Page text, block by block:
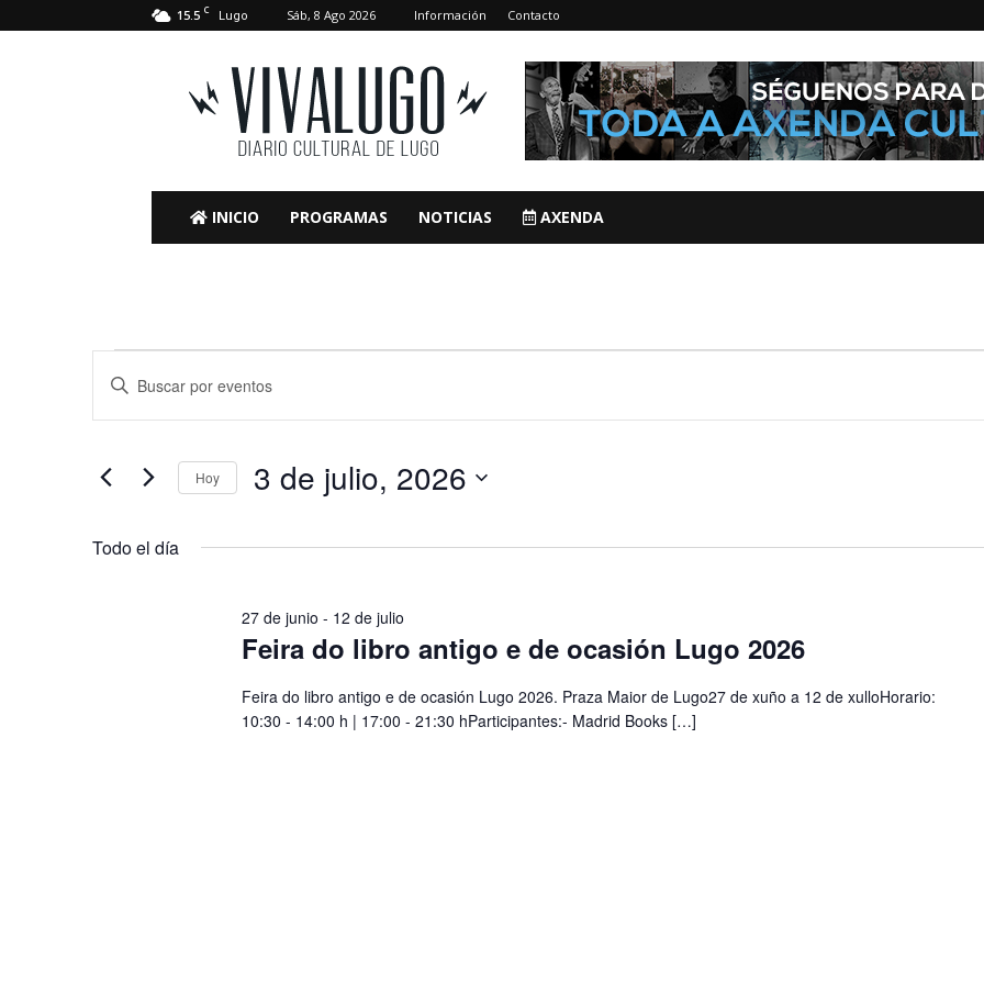
15.5 C Lugo Sáb, 8 Ago 2026 Información Contacto
VivaLugo
INICIO PROGRAMAS NOTICIAS AXENDA
Eventos
en
3
julio,
Navegación
de
búsqueda
vistas
Introduce
palabra
Busca
Eventos
palabra
Hoy 3 de julio, 2026
Todo el día
Feira do libro antigo e de ocasión Lugo 2026
27 de junio - 12 de julio
Feira do libro antigo e de ocasión Lugo 2026. Praza Maior de Lugo27 de xuño a 12 de xulloHorario:
10:30 - 14:00 h | 17:00 - 21:30 hParticipantes:- Madrid Books […]